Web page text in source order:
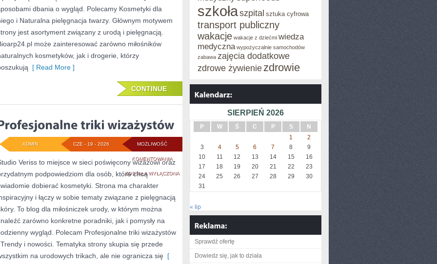
dbania o wygląd. Polecamy Kosmetyki dla
i Naturalna pielęgnacja twarzy. Głównym motywem
jest asortyment związany z urodą i pielęgnacją.
może zainteresować zarówno miłośników
kosmetyków, jak i drogerie, którzy
[ Read More ]
CONTINUE
MOŻLIWOŚĆ
KOMENTOWANIAPROFESJONALNE
TRIKI
WIZAŻYSTÓW
ZOSTAŁA WYŁĄCZONA
CZE - 19 - 2026
ADMIN
Veriss to miejsce w sieci poświęcony wizażowi oraz
podpowiedziom dla osób, które chcą
dobierać kosmetyki. Strona ma charakter
i łączy w sobie tematy związane z pielęgnacją
To blog dla miłośniczek urody, w którym można
zarówno konkretne poradniki, jak i pomysły na
wygląd. Polecam Profesjonalne triki wizażystów
i nowości. Tematyka strony skupia się przede
na urodowych trikach, ale nie ogranicza się [
szkołaszpital sztuka cyfrowa
transport publiczny
wakacje wakacje z dziećmi wiedza
medyczna wypożyczalnie samochodów
zabawa zajęcia dodatkowe
zdrowe żywienie zdrowie
SIERPIEŃ 2026
P W Ś C P S
N
1
2
3
4 5 6 7 8
9
10
11 12 13 14 15
16
17
18 19 20 21 22
23
24
25 26 27 28 29
30
31
« lip
Sprawdź ofertę
Dowiedz się, jak to działa